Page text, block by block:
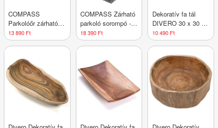
COMPASS
Parkolóőr zárható
típus M
13 890 Ft
COMPASS Zárható
parkoló sorompó - I.
típusú
18 390 Ft
Dekoratív fa tál
DIVERO 30 x 30 x
8 cm
10 490 Ft